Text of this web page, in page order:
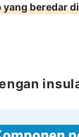
beredar